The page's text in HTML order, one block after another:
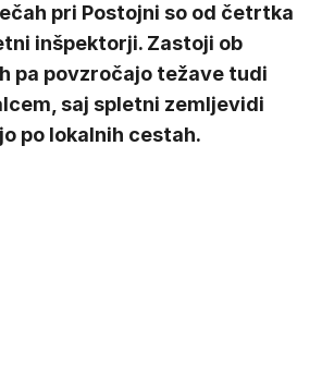
pri Postojni so od četrtka
inšpektorji. Zastoji ob
pa povzročajo težave tudi
saj spletni zemljevidi
po lokalnih cestah.